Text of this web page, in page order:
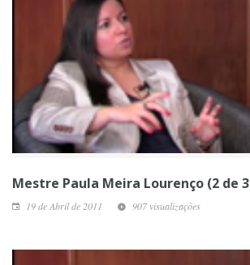
Mestre Paula Meira Lourenço (2 de
19 de Abril de 2011 907 visualizações